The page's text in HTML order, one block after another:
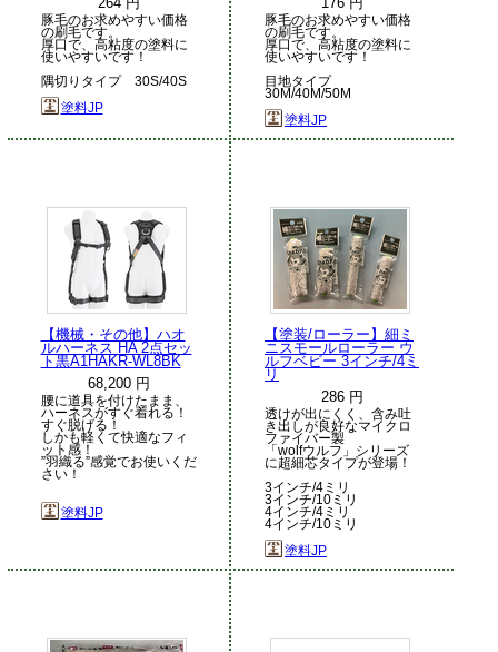
豚毛のお求めやすい価格
の刷毛です。
厚口で、高粘度の塗料に
使いやすいです！
隅切りタイプ 30S/40S
塗料JP
豚毛のお求めやすい価格
の刷毛です。
厚口で、高粘度の塗料に
使いやすいです！
目地タイプ
30M/40M/50M
塗料JP
【機械・その他】ハオ
ルハーネス HA 2点セッ
ト黒A1HAKR-WL8BK
68,200 円
腰に道具を付けたまま、
ハーネスがすぐ着れる！
すぐ脱げる！
しかも軽くて快適なフィ
ット感！
”羽織る”感覚でお使いくだ
さい！
塗料JP
【塗装/ローラー】細ミ
ニスモールローラー ウ
ルフベビー 3インチ/4ミ
リ
286 円
透けが出にくく、含み吐
き出しが良好なマイクロ
ファイバー製
「wolfウルフ」シリーズ
に超細芯タイプが登場！
3インチ/4ミリ
3インチ/10ミリ
4インチ/4ミリ
4インチ/10ミリ
塗料JP